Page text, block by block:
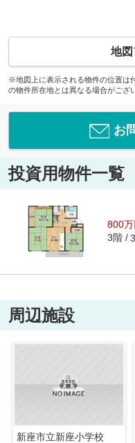
地図
※地図上に表示される物件の位置は
の物件所在地とは異なる場合がござ
お
投資用物件一覧
800万
3階
周辺施設
新座市立新座小学校